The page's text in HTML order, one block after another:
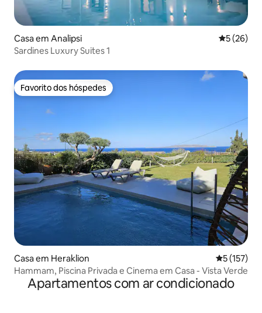
Casa em Analipsi
5 (26)
Sardines Luxury Suites 1
Favorito dos hóspedes
Favorito dos hóspedes
Casa em Heraklion
5 (157)
Hammam, Piscina Privada e Cinema em Casa - Vista Verde
Apartamentos com ar condicionado